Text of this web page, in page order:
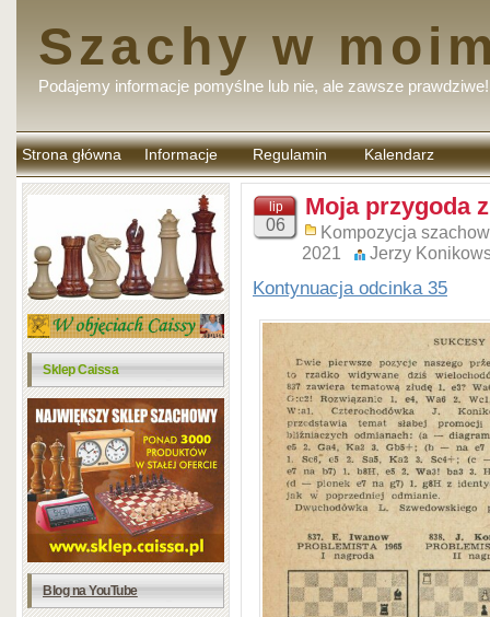
Szachy w
Podajemy informacje pomyślne lub nie, ale zawsze prawdziwe!
Strona główna Informacje Regulamin
komentarzy
Kalendarz
Sklep Caissa
Blog na YouTube
lip
06
Moja przygoda
Kompozycja
2021
Jerzy
Kontynuacja odcinka 35